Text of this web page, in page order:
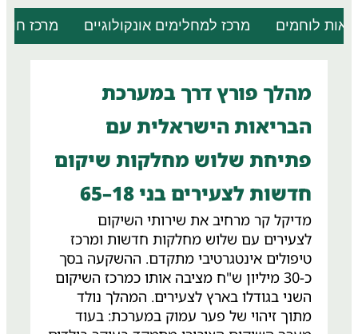
לוחמים מרכז למחלימים אונקולוגיים מרכז חוסן
מהלך פורץ דרך במערכת
הבריאות הישראלית עם
פתיחת שלוש מחלקות שיקום
חדשות לצעירים בני 18–65
מדיקל קר מרחיב את שירותי השיקום
לצעירים עם שלוש מחלקות חדשות ומרכז
טיפולים אינטגרטיבי מתקדם. ההשקעה בסך
כ-30 מיליון ש"ח מציבה אותו כמרכז השיקום
השני בגודלו בארץ לצעירים. המהלך נולד
מתוך זיהוי של פער עמוק במערכת: בעוד